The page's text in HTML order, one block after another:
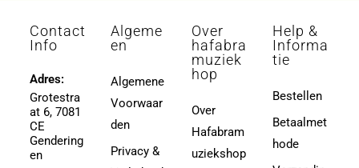
Afanasieff, Walter
Agapkin, Vasily Ivanovich
Ager, Milton
Agrell, Jeffrey
Agricole-Genin, Paul
Aguilar, Walter Leon
Aguilera, Christina
3 (4e divisie)
3,5 (4e Divisie)
3-4
3.5
30
Contact
Info
Adres:
Grotestra
at 6, 7081
CE
Gendering
en
Algeme
en
Algemene
Voorwaar
den
Privacy &
Over
hafabra
muziek
hop
Over
Hafabram
uziekshop
Help &
Informa
tie
Bestellen
Betaalmet
hode